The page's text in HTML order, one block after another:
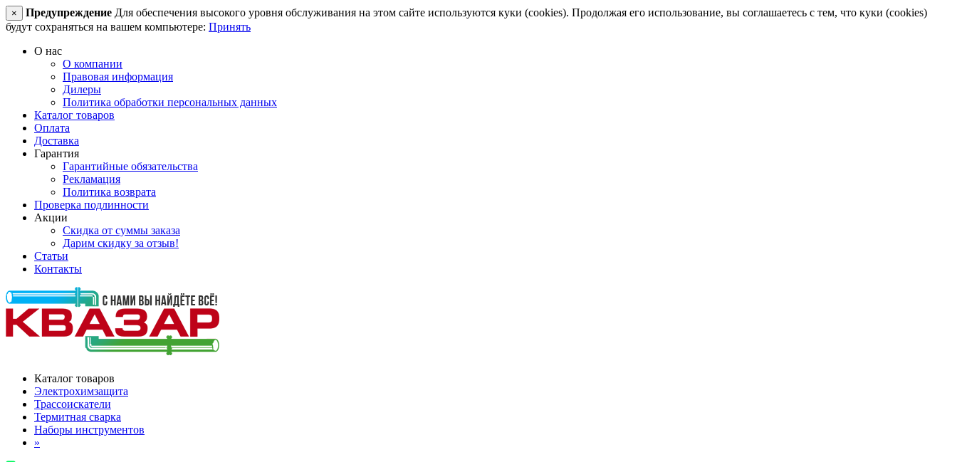
× Предупреждение Для обеспечения высокого уровня обслуживания на этом сайте используются куки (cookies). Продолжая его использование, вы соглашаетесь с тем, что куки (cookies)
будут сохраняться на вашем компьютере: Принять
О нас
О компании
Правовая информация
Дилеры
Политика обработки персональных данных
Каталог товаров
Оплата
Доставка
Гарантия
Гарантийные обязательства
Рекламация
Политика возврата
Проверка подлинности
Акции
Скидка от суммы заказа
Дарим скидку за отзыв!
Статьи
Контакты
Каталог товаров
Электрохимзащита
Трассоискатели
Термитная сварка
Наборы инструментов
»